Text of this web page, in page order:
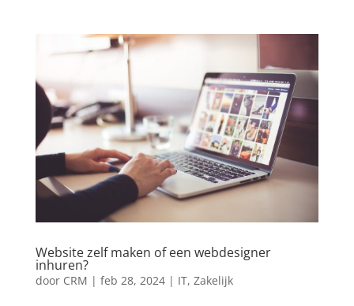
Website zelf maken of een webdesigner
inhuren?
door CRM | feb 28, 2024| IT, Zakelijk